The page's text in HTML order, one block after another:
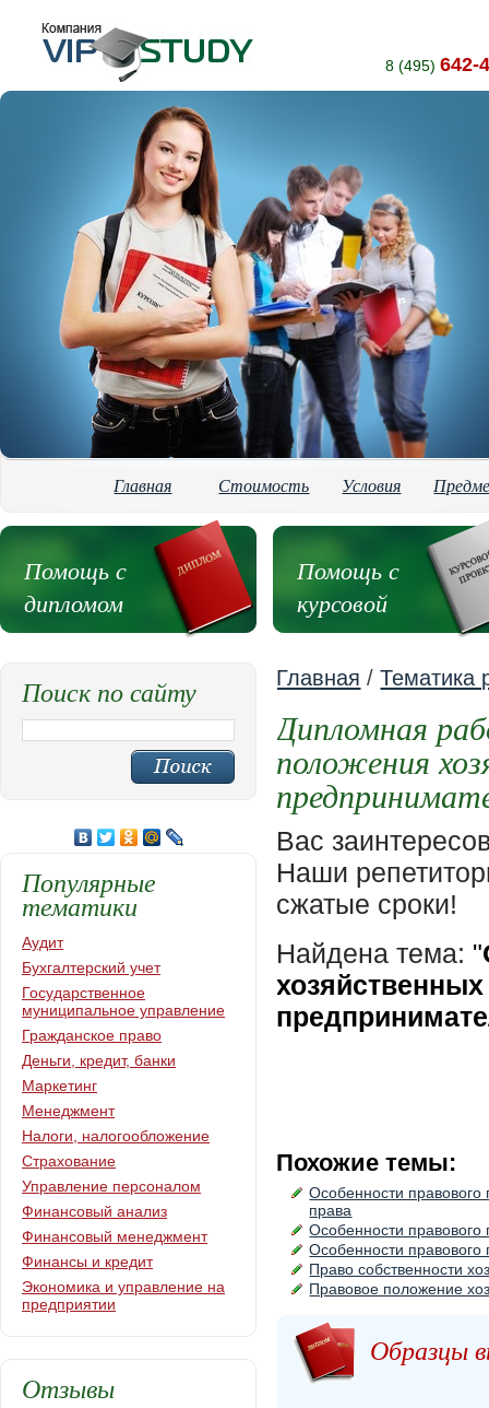
8 (495) 642-
Главная Стоимость Условия
Помощь с
дипломом
Помощь с
курсовой
Главная /Тематика
Дипломная
положения
Вас
Наши
сжатые сроки!
Найдена тема: "
Похожие темы:
Особенности правового
права
Особенности правового
Особенности
Право собственности
Правовое положение
Образцы
Поиск по сайту
Популярные
тематики
Аудит
Бухгалтерский учет
Государственное
муниципальное управление
Гражданское право
Деньги, кредит, банки
Маркетинг
Менеджмент
Налоги, налогообложение
Страхование
Управление персоналом
Финансовый анализ
Финансовый менеджмент
Финансы и кредит
Экономика и управление на
предприятии
Отзывы